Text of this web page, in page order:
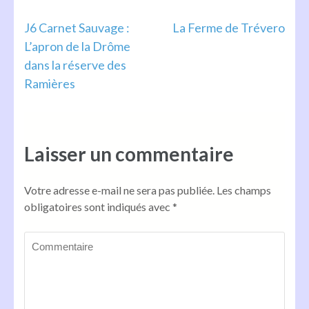
Navigation
de
l’article
J6 Carnet Sauvage :
L’apron de la Drôme
dans la réserve des
Ramières
La Ferme de Trévero
Laisser un commentaire
Votre adresse e-mail ne sera pas publiée. Les champs
obligatoires sont indiqués avec *